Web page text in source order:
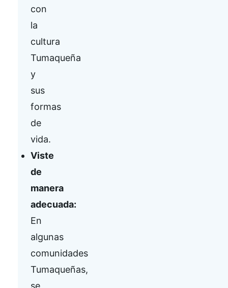
con
la
cultura
Tumaqueña
y
sus
formas
de
vida.
Viste
de
manera
adecuada:
En
algunas
comunidades
Tumaqueñas,